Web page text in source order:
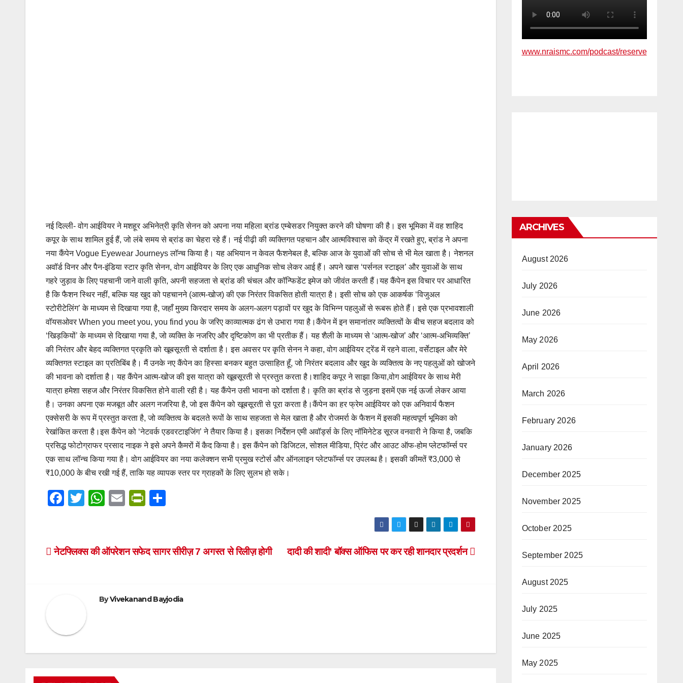
नई दिल्ली- वोग आईवियर ने मशहूर अभिनेत्री कृति सेनन को अपना नया महिला ब्रांड एम्बेसडर नियुक्त करने की घोषणा की है। इस भूमिका में वह शाहिद
कपूर के साथ शामिल हुई हैं, जो लंबे समय से ब्रांड का चेहरा रहे हैं। नई पीढ़ी की व्यक्तिगत पहचान और आत्मविश्वास को केंद्र में रखते हुए, ब्रांड ने अपना
नया कैंपेन Vogue Eyewear Journeys लॉन्च किया है। यह अभियान न केवल फैशनेबल है, बल्कि आज के युवाओं की सोच से भी मेल खाता है। नेशनल
अवॉर्ड विनर और पैन-इंडिया स्टार कृति सेनन, वोग आईवियर के लिए एक आधुनिक सोच लेकर आई हैं। अपने खास ‘पर्सनल स्टाइल’ और युवाओं के साथ
गहरे जुड़ाव के लिए पहचानी जाने वाली कृति, अपनी सहजता से ब्रांड की चंचल और कॉन्फिडेंट इमेज को जीवंत करती हैं।यह कैंपेन इस विचार पर आधारित
है कि फैशन स्थिर नहीं, बल्कि यह खुद को पहचानने (आत्म-खोज) की एक निरंतर विकसित होती यात्रा है। इसी सोच को एक आकर्षक ‘विजुअल
स्टोरीटेलिंग’ के माध्यम से दिखाया गया है, जहाँ मुख्य किरदार समय के अलग-अलग पड़ावों पर खुद के विभिन्न पहलुओं से रूबरू होते हैं। इसे एक प्रभावशाली
वॉयसओवर When you meet you, you find you के जरिए काव्यात्मक ढंग से उभारा गया है।कैंपेन में इन समानांतर व्यक्तित्वों के बीच सहज बदलाव को
‘खिड़कियों’ के माध्यम से दिखाया गया है, जो व्यक्ति के नजरिए और दृष्टिकोण का भी प्रतीक हैं। यह शैली के माध्यम से ‘आत्म-खोज’ और ‘आत्म-अभिव्यक्ति’
की निरंतर और बेहद व्यक्तिगत प्रकृति को खूबसूरती से दर्शाता है। इस अवसर पर कृति सेनन ने कहा, वोग आईवियर ट्रेंड में रहने वाला, वर्सेटाइल और मेरे
व्यक्तिगत स्टाइल का प्रतिबिंब है। मैं उनके नए कैंपेन का हिस्सा बनकर बहुत उत्साहित हूँ, जो निरंतर बदलाव और खुद के व्यक्तित्व के नए पहलुओं को खोजने
की भावना को दर्शाता है। यह कैंपेन आत्म-खोज की इस यात्रा को खूबसूरती से प्रस्तुत करता है।शाहिद कपूर ने साझा किया,वोग आईवियर के साथ मेरी
यात्रा हमेशा सहज और निरंतर विकसित होने वाली रही है। यह कैंपेन उसी भावना को दर्शाता है। कृति का ब्रांड से जुड़ना इसमें एक नई ऊर्जा लेकर आया
है। उनका अपना एक मजबूत और अलग नजरिया है, जो इस कैंपेन को खूबसूरती से पूरा करता है।कैंपेन का हर फ्रेम आईवियर को एक अनिवार्य फैशन
एक्सेसरी के रूप में प्रस्तुत करता है, जो व्यक्तित्व के बदलते रूपों के साथ सहजता से मेल खाता है और रोजमर्रा के फैशन में इसकी महत्वपूर्ण भूमिका को
रेखांकित करता है।इस कैंपेन को ‘नेटवर्क एडवरटाइजिंग’ ने तैयार किया है। इसका निर्देशन एमी अवॉर्ड्स के लिए नॉमिनेटेड सूरज वनवारी ने किया है, जबकि
प्रसिद्ध फोटोग्राफर प्रसाद नाइक ने इसे अपने कैमरों में कैद किया है। इस कैंपेन को डिजिटल, सोशल मीडिया, प्रिंट और आउट ऑफ-होम प्लेटफॉर्म्स पर
एक साथ लॉन्च किया गया है। वोग आईवियर का नया कलेक्शन सभी प्रमुख स्टोर्स और ऑनलाइन प्लेटफॉर्म्स पर उपलब्ध है। इसकी कीमतें ₹3,000 से
₹10,000 के बीच रखी गई हैं, ताकि यह व्यापक स्तर पर ग्राहकों के लिए सुलभ हो सके।
F
e
T
er
W
s
p
E
Pr
ri
dl
e
Post
दादी की शादी’ बॉक्स ऑफिस पर कर रही शानदार प्रदर्शन
नेटफ्लिक्स की ऑपरेशन सफेद सागर सीरीज़ 7 अगस्त से रिलीज़ होगी
ByVivekanand Bayjodia
www.nraismc.com/podcast/reserve
ARCHIVES
August 2026
July 2026
June 2026
May 2026
April 2026
March 2026
February 2026
January 2026
December 2025
November 2025
October 2025
September 2025
August 2025
July 2025
June 2025
May 2025